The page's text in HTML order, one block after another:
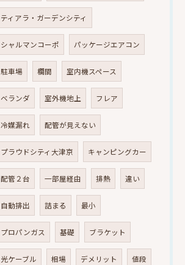
ティアラ・ガーデンシティ
シャルマンコーポ パッケージエアコン
駐車場 欄間 室内機スペース
ベランダ 室外機地上 フレア
冷媒漏れ 配管が見えない
プラウドシティ大津京 キャンピングカー
配管２台 一部屋経由 排熱 違い
自動排出 詰まる 最小
プロパンガス 基礎 ブラケット
光ケーブル 相場 デメリット 値段